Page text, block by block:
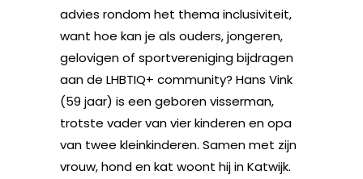
advies rondom het thema inclusiviteit,
want hoe kan je als ouders, jongeren,
gelovigen of sportvereniging bijdragen
aan de LHBTIQ+ community? Hans Vink
(59 jaar) is een geboren visserman,
trotste vader van vier kinderen en opa
van twee kleinkinderen. Samen met zijn
vrouw, hond en kat woont hij in Katwijk.